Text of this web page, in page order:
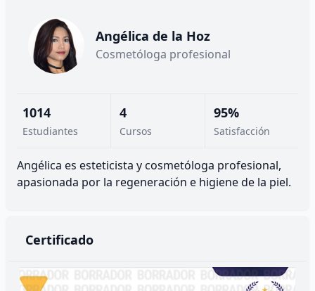
Angélica de la Hoz
Cosmetóloga profesional
1014
Estudiantes
4
Cursos
95%
Satisfacción
Angélica es esteticista y cosmetóloga profesional,
apasionada por la regeneración e higiene de la piel.
Certificado